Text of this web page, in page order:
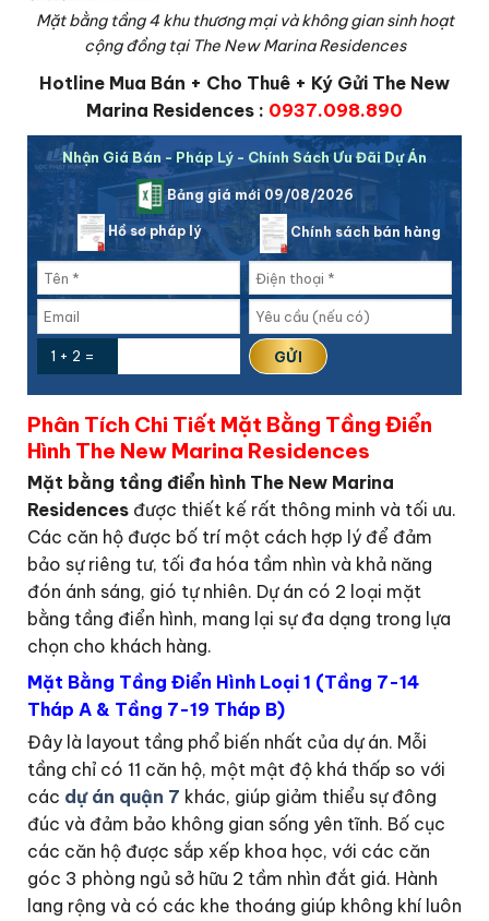
Mặt bằng tầng 4 khu thương mại và không gian sinh hoạt
cộng đồng tại The New Marina Residences
Hotline Mua Bán + Cho Thuê + Ký Gửi The New
Marina Residences : 0937.098.890
Nhận Giá Bán - Pháp Lý - Chính Sách Ưu Đãi Dự Án
Bảng giá mới 09/08/2026
Hồ sơ pháp lý Chính sách bán hàng
1 + 2 =
Phân Tích Chi Tiết Mặt Bằng Tầng Điển
Hình The New Marina Residences
Mặt bằng tầng điển hình The New Marina
Residences được thiết kế rất thông minh và tối ưu.
Các căn hộ được bố trí một cách hợp lý để đảm
bảo sự riêng tư, tối đa hóa tầm nhìn và khả năng
đón ánh sáng, gió tự nhiên. Dự án có 2 loại mặt
bằng tầng điển hình, mang lại sự đa dạng trong lựa
chọn cho khách hàng.
Mặt Bằng Tầng Điển Hình Loại 1 (Tầng 7-14
Tháp A & Tầng 7-19 Tháp B)
Đây là layout tầng phổ biến nhất của dự án. Mỗi
tầng chỉ có 11 căn hộ, một mật độ khá thấp so với
các dự án quận 7 khác, giúp giảm thiểu sự đông
đúc và đảm bảo không gian sống yên tĩnh. Bố cục
các căn hộ được sắp xếp khoa học, với các căn
góc 3 phòng ngủ sở hữu 2 tầm nhìn đắt giá. Hành
lang rộng và có các khe thoáng giúp không khí luôn